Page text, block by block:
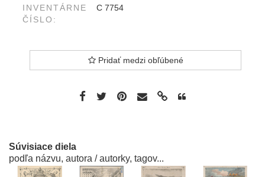
INVENTÁRNE
ČÍSLO:
C 7754
Pridať medzi obľúbené
Súvisiace diela
podľa názvu, autora / autorky, tagov...